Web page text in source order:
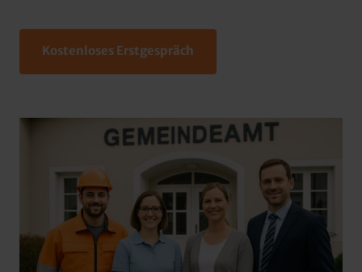
Kostenloses Erstgespräch